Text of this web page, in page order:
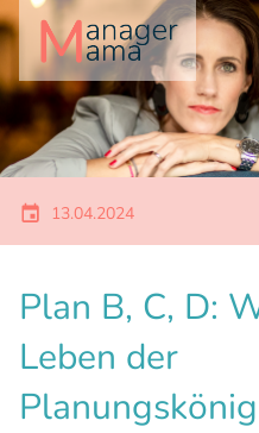
13.04.2024
Plan B, C, D:
Leben der